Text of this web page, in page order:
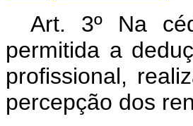
Art. 3º Na
permitida a
profissional,
percepção dos